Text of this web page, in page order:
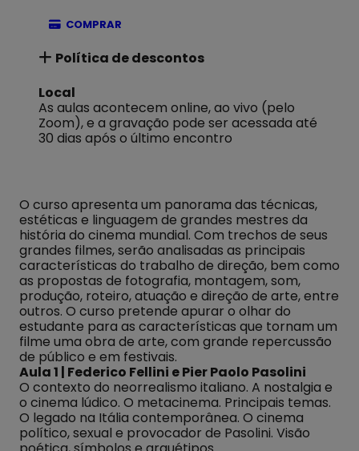
COMPRAR
Política de descontos
Local
As aulas acontecem online, ao vivo (pelo
Zoom), e a gravação pode ser acessada até
30 dias após o último encontro
O curso apresenta um panorama das técnicas,
estéticas e linguagem de grandes mestres da
história do cinema mundial. Com trechos de seus
grandes filmes, serão analisadas as principais
características do trabalho de direção, bem como
as propostas de fotografia, montagem, som,
produção, roteiro, atuação e direção de arte, entre
outros. O curso pretende apurar o olhar do
estudante para as características que tornam um
filme uma obra de arte, com grande repercussão
de público e em festivais.
Aula 1 | Federico Fellini e Pier Paolo Pasolini
O contexto do neorrealismo italiano. A nostalgia e
o cinema lúdico. O metacinema. Principais temas.
O legado na Itália contemporânea. O cinema
político, sexual e provocador de Pasolini. Visão